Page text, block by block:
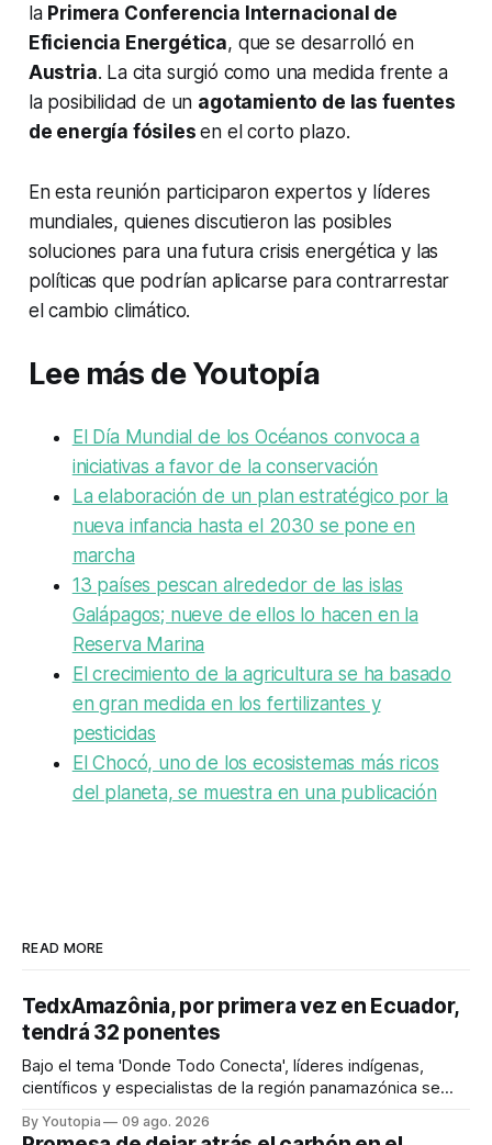
la Primera Conferencia Internacional de
Eficiencia Energética, que se desarrolló en
Austria. La cita surgió como una medida frente a
la posibilidad de un agotamiento de las fuentes
de energía fósilesen el corto plazo.
En esta reunión participaron expertos y líderes
mundiales, quienes discutieron las posibles
soluciones para una futura crisis energética y las
políticas que podrían aplicarse para contrarrestar
el cambio climático.
Lee más de Youtopía
El Día Mundial de los Océanos convoca a
iniciativas a favor de la conservación
La elaboración de un plan estratégico por la
nueva infancia hasta el 2030 se pone en
marcha
13 países pescan alrededor de las islas
Galápagos; nueve de ellos lo hacen en la
Reserva Marina
El crecimiento de la agricultura se ha basado
en gran medida en los fertilizantes y
pesticidas
El Chocó, uno de los ecosistemas más ricos
del planeta, se muestra en una publicación
READ MORE
TedxAmazônia, por primera vez en Ecuador,
tendrá 32 ponentes
Bajo el tema 'Donde Todo Conecta', líderes indígenas,
científicos y especialistas de la región panamazónica se
By Youtopia 09 ago. 2026